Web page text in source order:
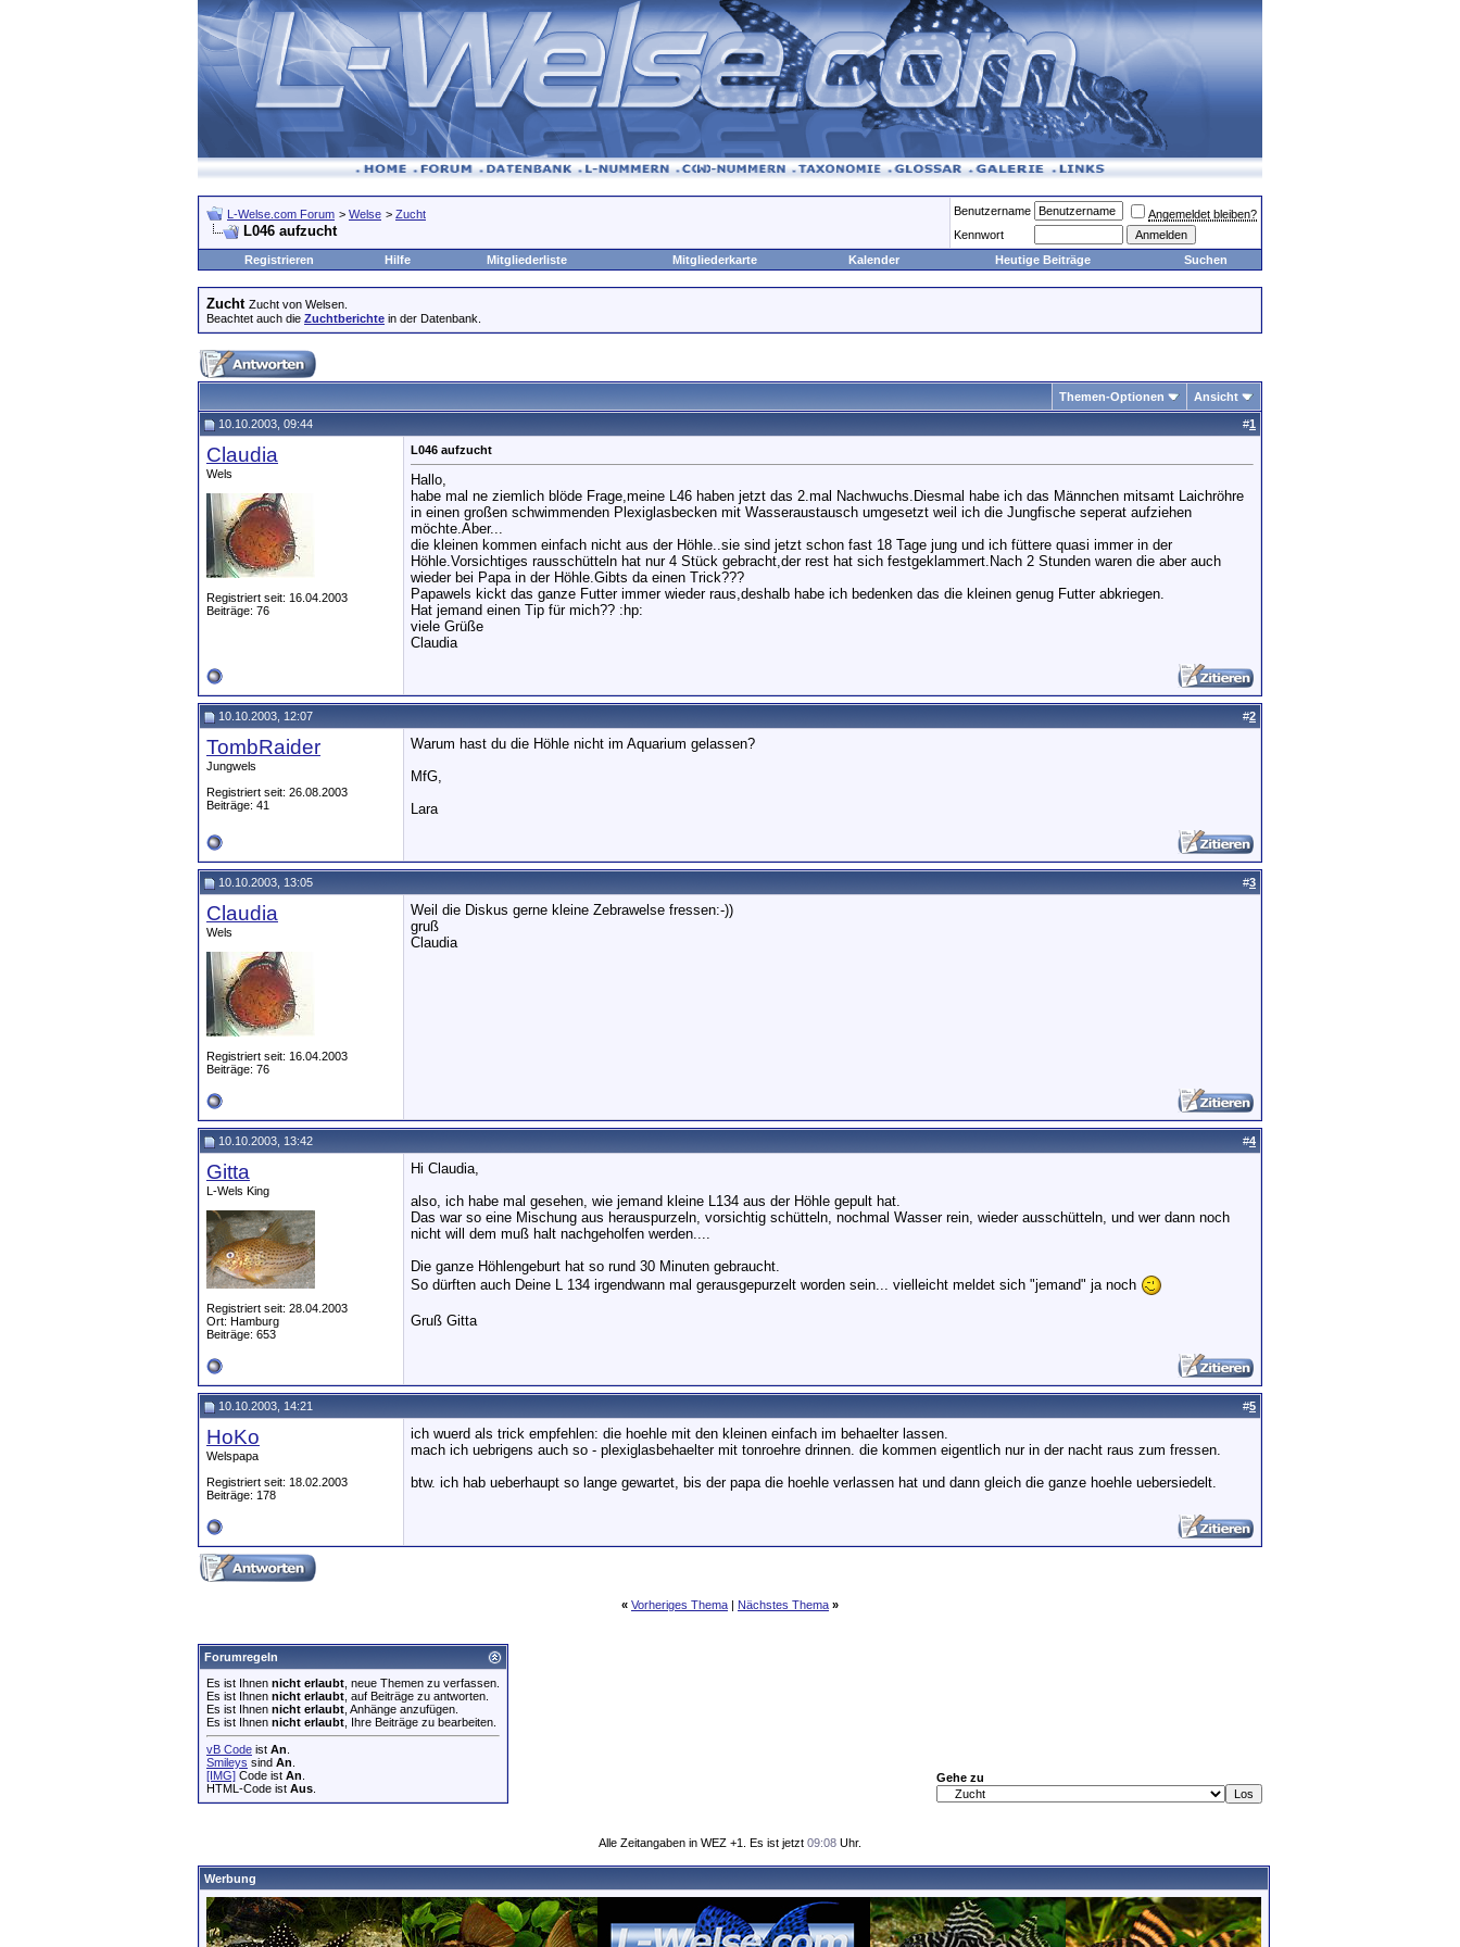
L-Welse.com Forum > Welse > Zucht
L046 aufzucht
Benutzername
Angemeldet bleiben?
Kennwort
Registrieren
Hilfe Mitgliederliste Mitgliederkarte Kalender Heutige Beiträge Suchen
Zucht Zucht von Welsen.
Beachtet auch die Zuchtberichte in der Datenbank.
Themen-Optionen Ansicht
10.10.2003, 09:44 #1
Claudia
Wels
Registriert seit: 16.04.2003
Beiträge: 76
L046 aufzucht
Hallo,
habe mal ne ziemlich blöde Frage,meine L46 haben jetzt das 2.mal Nachwuchs.Diesmal habe ich das Männchen mitsamt Laichröhre
in einen großen schwimmenden Plexiglasbecken mit Wasseraustausch umgesetzt weil ich die Jungfische seperat aufziehen
möchte.Aber...
die kleinen kommen einfach nicht aus der Höhle..sie sind jetzt schon fast 18 Tage jung und ich füttere quasi immer in der
Höhle.Vorsichtiges rausschütteln hat nur 4 Stück gebracht,der rest hat sich festgeklammert.Nach 2 Stunden waren die aber auch
wieder bei Papa in der Höhle.Gibts da einen Trick???
Papawels kickt das ganze Futter immer wieder raus,deshalb habe ich bedenken das die kleinen genug Futter abkriegen.
Hat jemand einen Tip für mich?? :hp:
viele Grüße
Claudia
10.10.2003, 12:07 #2
TombRaider
Jungwels
Registriert seit: 26.08.2003
Beiträge: 41
Warum hast du die Höhle nicht im Aquarium gelassen?
MfG,
Lara
10.10.2003, 13:05 #3
Claudia
Wels
Registriert seit: 16.04.2003
Beiträge: 76
Weil die Diskus gerne kleine Zebrawelse fressen:-))
gruß
Claudia
10.10.2003, 13:42 #4
Gitta
L-Wels King
Registriert seit: 28.04.2003
Ort: Hamburg
Beiträge: 653
Hi Claudia,
also, ich habe mal gesehen, wie jemand kleine L134 aus der Höhle gepult hat.
Das war so eine Mischung aus herauspurzeln, vorsichtig schütteln, nochmal Wasser rein, wieder ausschütteln, und wer dann noch
nicht will dem muß halt nachgeholfen werden....
Die ganze Höhlengeburt hat so rund 30 Minuten gebraucht.
So dürften auch Deine L 134 irgendwann mal gerausgepurzelt worden sein... vielleicht meldet sich "jemand" ja noch
Gruß Gitta
10.10.2003, 14:21 #5
HoKo
Welspapa
Registriert seit: 18.02.2003
Beiträge: 178
ich wuerd als trick empfehlen: die hoehle mit den kleinen einfach im behaelter lassen.
mach ich uebrigens auch so - plexiglasbehaelter mit tonroehre drinnen. die kommen eigentlich nur in der nacht raus zum fressen.
btw. ich hab ueberhaupt so lange gewartet, bis der papa die hoehle verlassen hat und dann gleich die ganze hoehle uebersiedelt.
« Vorheriges Thema | Nächstes Thema »
Forumregeln
Es ist Ihnen nicht erlaubt , neue Themen zu verfassen.
Es ist Ihnen nicht erlaubt , auf Beiträge zu antworten.
Es ist Ihnen nicht erlaubt , Anhänge anzufügen.
Es ist Ihnen nicht erlaubt , Ihre Beiträge zu bearbeiten.
vB Code ist An
Smileys sind An
[IMG] Code ist An
HTML-Code ist Aus
Gehe zu
Alle Zeitangaben in WEZ +1. Es ist jetzt 09:08 Uhr.
Werbung